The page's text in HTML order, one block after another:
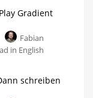
Gradient
Fabian
in English
schreiben